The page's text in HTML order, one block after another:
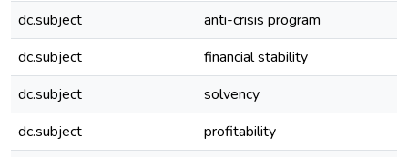
dc.subject
anti-crisis program
dc.subject
financial stability
dc.subject
solvency
dc.subject
profitability